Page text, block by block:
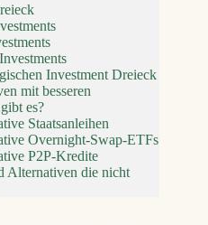
Investment Dreieck
mit besseren
es?
Staatsanleihen
Overnight-Swap-ETFs
P2P-Kredite
Alternativen die nicht